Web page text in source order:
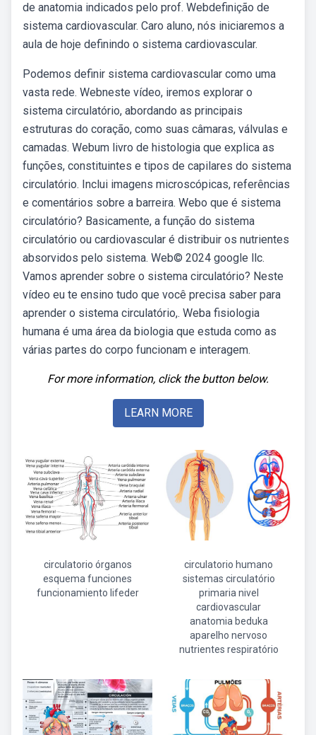
de anatomia indicados pelo prof. Webdefinição de
sistema cardiovascular. Caro aluno, nós iniciaremos a
aula de hoje definindo o sistema cardiovascular.
Podemos definir sistema cardiovascular como uma
vasta rede. Webneste vídeo, iremos explorar o
sistema circulatório, abordando as principais
estruturas do coração, como suas câmaras, válvulas e
camadas. Webum livro de histologia que explica as
funções, constituintes e tipos de capilares do sistema
circulatório. Inclui imagens microscópicas, referências
e comentários sobre a barreira. Webo que é sistema
circulatório? Basicamente, a função do sistema
circulatório ou cardiovascular é distribuir os nutrientes
absorvidos pelo sistema. Web© 2024 google llc.
Vamos aprender sobre o sistema circulatório? Neste
vídeo eu te ensino tudo que você precisa saber para
aprender o sistema circulatório,. Weba fisiologia
humana é uma área da biologia que estuda como as
várias partes do corpo funcionam e interagem.
For more information, click the button below.
LEARN MORE
circulatorio órganos
esquema funciones
funcionamiento lifeder
circulatorio humano
sistemas circulatório
primaria nivel
cardiovascular
anatomia beduka
aparelho nervoso
nutrientes respiratório